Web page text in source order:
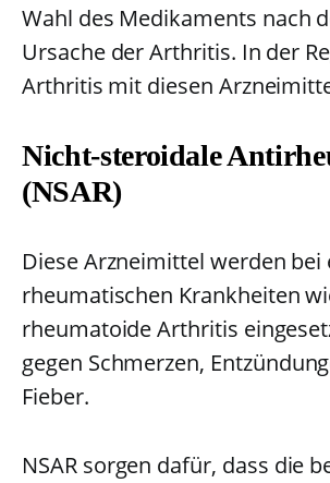
Wahl des Medikaments nach
Ursache der Arthritis. In der
Arthritis mit diesen
Nicht-steroidale
(NSAR)
Diese Arzneimittel werden bei
rheumatischen Krankheiten
rheumatoide Arthritis
gegen Schmerzen,
Fieber.
NSAR sorgen dafür, dass die